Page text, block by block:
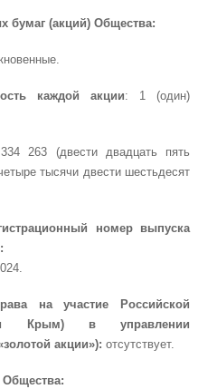
бумаг (акций) Общества:
каждой акции: 1 (один)
263 (двести двадцать пять
тысячи двести шестьдесят
номер выпуска
на участие Российской
Крым) в управлении
акции»): отсутствует.
Общества: